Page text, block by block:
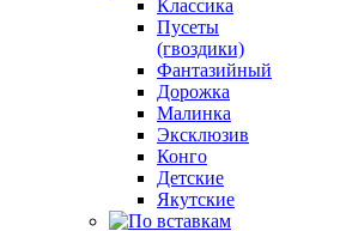
Классика
Пусеты
(гвоздики)
Фантазийный
Дорожка
Малинка
Эксклюзив
Конго
Детские
Якутские